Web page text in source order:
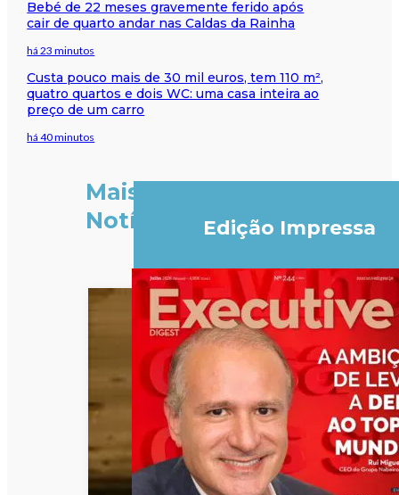
Bebé de 22 meses gravemente ferido após
cair de quarto andar nas Caldas da Rainha
há 23 minutos
Custa pouco mais de 30 mil euros, tem 110 m²,
quatro quartos e dois WC: uma casa inteira ao
preço de um carro
há 40 minutos
Mais
Notícias
Edição Impressa